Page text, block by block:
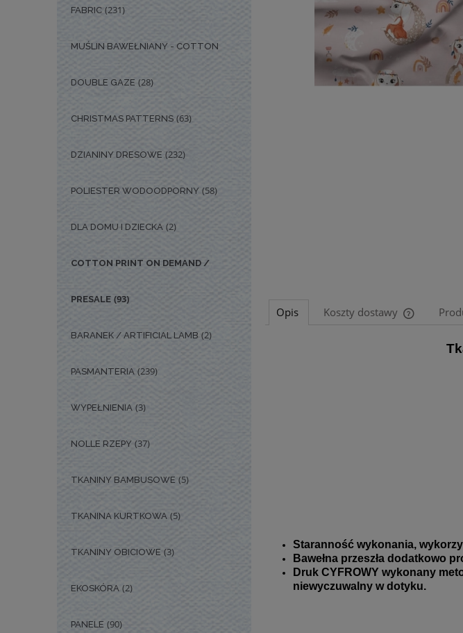
FABRIC (231)
MUŚLIN BAWEŁNIANY - COTTON
DOUBLE GAZE (28)
CHRISTMAS PATTERNS (63)
DZIANINY DRESOWE (232)
POLIESTER WODOODPORNY (58)
DLA DOMU I DZIECKA (2)
COTTON PRINT ON DEMAND /
PRESALE (93)
BARANEK / ARTIFICIAL LAMB (2)
PASMANTERIA (239)
WYPEŁNIENIA (3)
NOLLE RZEPY (37)
TKANINY BAMBUSOWE (5)
TKANINA KURTKOWA (5)
TKANINY OBICIOWE (3)
EKOSKÓRA (2)
PANELE (90)
Opis Koszty dostawy
Cena nie
Staranność wykonania,
Bawełna przeszła dodatkowo
Druk CYFROWY wykonany
niewyczuwalny w dotyku.